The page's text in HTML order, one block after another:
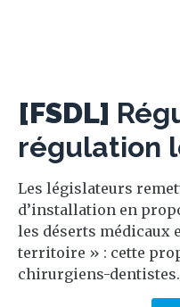
[FSDL]
régulation
Les législateurs
d’installation en
les déserts médicaux
territoire » : cette
chirurgiens-dentistes.